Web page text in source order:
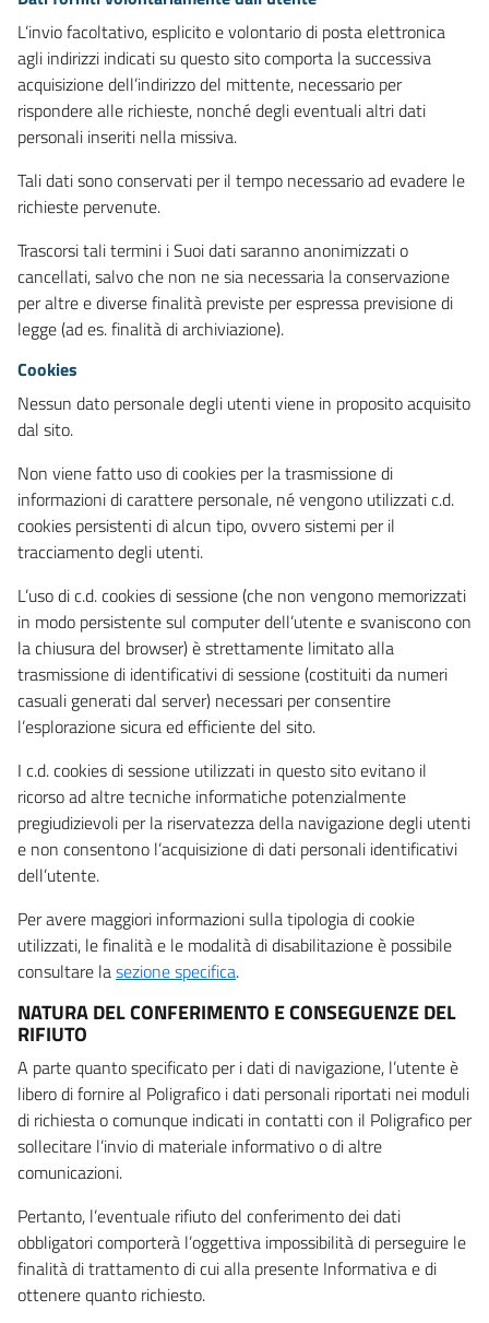
L’invio facoltativo, esplicito e volontario di posta elettronica
agli indirizzi indicati su questo sito comporta la successiva
acquisizione dell’indirizzo del mittente, necessario per
rispondere alle richieste, nonché degli eventuali altri dati
personali inseriti nella missiva.
Tali dati sono conservati per il tempo necessario ad evadere le
richieste pervenute.
Trascorsi tali termini i Suoi dati saranno anonimizzati o
cancellati, salvo che non ne sia necessaria la conservazione
per altre e diverse finalità previste per espressa previsione di
legge (ad es. finalità di archiviazione).
Cookies
Nessun dato personale degli utenti viene in proposito acquisito
dal sito.
Non viene fatto uso di cookies per la trasmissione di
informazioni di carattere personale, né vengono utilizzati c.d.
cookies persistenti di alcun tipo, ovvero sistemi per il
tracciamento degli utenti.
L’uso di c.d. cookies di sessione (che non vengono memorizzati
in modo persistente sul computer dell’utente e svaniscono con
la chiusura del browser) è strettamente limitato alla
trasmissione di identificativi di sessione (costituiti da numeri
casuali generati dal server) necessari per consentire
l’esplorazione sicura ed efficiente del sito.
I c.d. cookies di sessione utilizzati in questo sito evitano il
ricorso ad altre tecniche informatiche potenzialmente
pregiudizievoli per la riservatezza della navigazione degli utenti
e non consentono l’acquisizione di dati personali identificativi
dell’utente.
Per avere maggiori informazioni sulla tipologia di cookie
utilizzati, le finalità e le modalità di disabilitazione è possibile
consultare lasezione specifica.
NATURA DEL CONFERIMENTO E CONSEGUENZE DEL
RIFIUTO
A parte quanto specificato per i dati di navigazione, l’utente è
libero di fornire al Poligrafico i dati personali riportati nei moduli
di richiesta o comunque indicati in contatti con il Poligrafico per
sollecitare l’invio di materiale informativo o di altre
comunicazioni.
Pertanto, l’eventuale rifiuto del conferimento dei dati
obbligatori comporterà l’oggettiva impossibilità di perseguire le
finalità di trattamento di cui alla presente Informativa e di
ottenere quanto richiesto.